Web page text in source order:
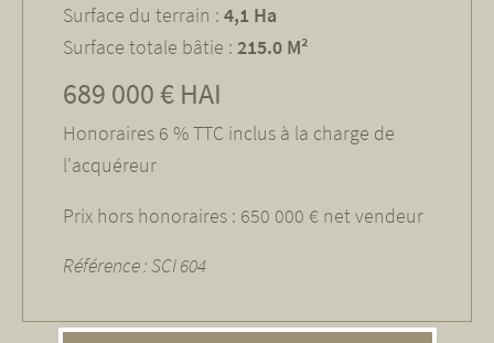
Surface du terrain : 4,1 Ha
Surface totale bâtie : 215.0 M²
689 000 € HAI
Honoraires 6 % TTC inclus à la charge de
l'acquéreur
Prix hors honoraires : 650 000 € net vendeur
Référence : SCI 604